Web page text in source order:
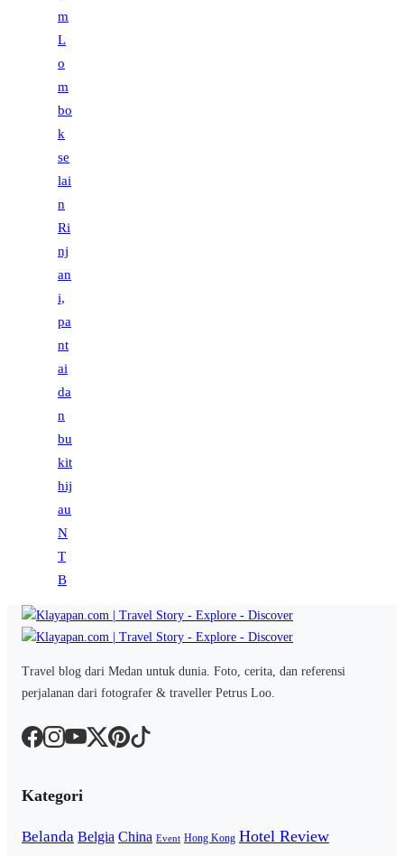
Travel blog dari Medan untuk dunia. Foto, cerita, dan referensi
perjalanan dari fotografer & traveller Petrus Loo.
Kategori
Belanda Belgia China Event Hong Kong Hotel Review